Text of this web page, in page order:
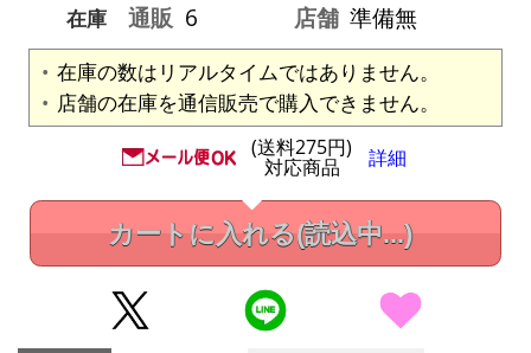
在庫
通販 6 店舗 準備無
在庫の数はリアルタイムではありません。
店舗の在庫を通信販売で購入できません。
(送料275円)
対応商品 詳細
カートに入れる(読込中...)